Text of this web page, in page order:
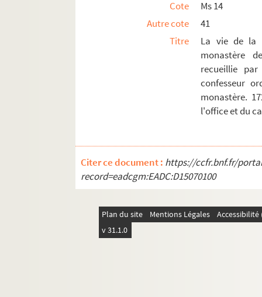
Ms 40. Introduction à la pratique, contenant
Ms 41. Nomenclator botanicus in omnes
Ms 42. Grammaire malaise, traduite de celle
Ms 43. Dictionarium Siamense-Gallicum. 1835
Ms 44. Monument historique, comptes faits,
Ms 45. Tableau du commerce de Marseille,
Ms 48. Oeuvres de théâtre de messire
Ms 49. Contes de Michel de Cervantes
Ms 51. La mort du chevalier Bayard, par J.-B.
Ms 52. Un Pensiero di Giuseppe Rossi-
Cote
Ms 14
Autre cote
41
Titre
La vie de la
monastère
recueillie
confesseur
monastère.
l'office et du
Citer ce document : https://ccfr.bnf.fr/
record=eadcgm:EADC:D15070100
Plan du site Mentions Légales
v 31.1.0